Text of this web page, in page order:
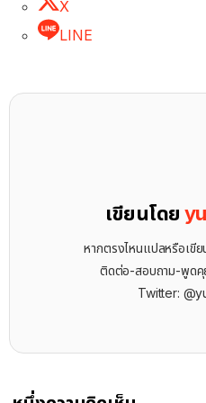
X
LINE
เขียนโดย
หากตรงไหนแปลหรือเขี
ติดต่อ-สอบถาม-พูดคุ
Twitter: